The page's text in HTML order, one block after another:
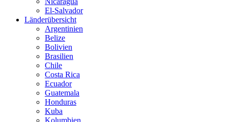
El-Salvador
Länderübersicht
Argentinien
Belize
Bolivien
Brasilien
Chile
Costa Rica
Ecuador
Guatemala
Honduras
Kuba
Kolumbien